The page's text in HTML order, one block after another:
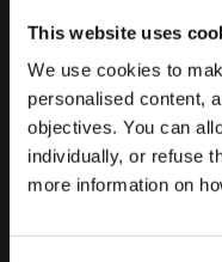
This website uses
We use cookies to
personalised content,
objectives. You can
individually, or refuse
more information on
Beliggenhed